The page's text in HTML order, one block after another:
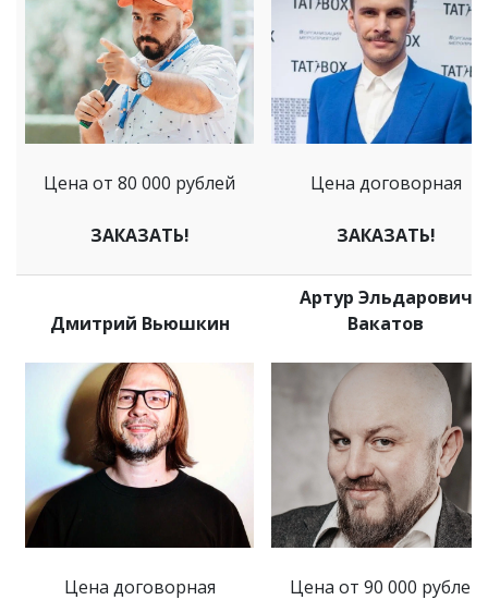
Цена от 80 000 рублей
ЗАКАЗАТЬ!
Цена договорная
ЗАКАЗАТЬ!
Дмитрий Вьюшкин
Цена договорная
Артур Эльдарович
Вакатов
Цена от 90 000 рублей